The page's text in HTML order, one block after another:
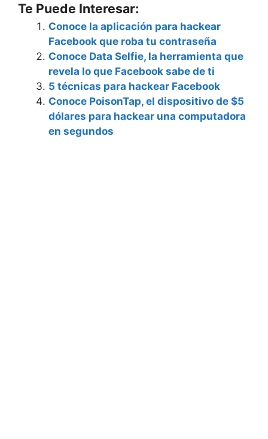
Te Puede Interesar:
Conoce la aplicación para hackear
Facebook que roba tu contraseña
Conoce Data Selfie, la herramienta que
revela lo que Facebook sabe de ti
5 técnicas para hackear Facebook
Conoce PoisonTap, el dispositivo de $5
dólares para hackear una computadora
en segundos